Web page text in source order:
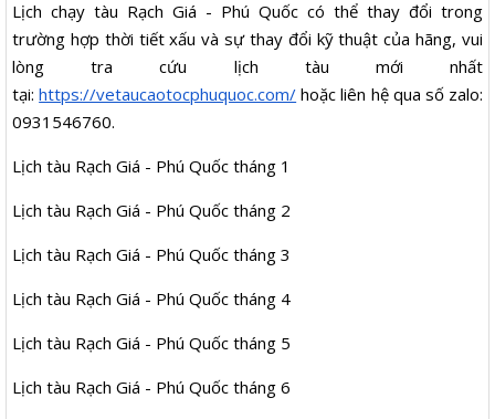
Lịch chạy tàu Rạch Giá - Phú Quốc có thể thay đổi trong
trường hợp thời tiết xấu và sự thay đổi kỹ thuật của hãng, vui
lòng tra cứu lịch tàu mới nhất
tại:https://vetaucaotocphuquoc.com/ hoặc liên hệ qua số zalo:
0931546760.
Lịch tàu Rạch Giá - Phú Quốc tháng 1
Lịch tàu Rạch Giá - Phú Quốc tháng 2
Lịch tàu Rạch Giá - Phú Quốc tháng 3
Lịch tàu Rạch Giá - Phú Quốc tháng 4
Lịch tàu Rạch Giá - Phú Quốc tháng 5
Lịch tàu Rạch Giá - Phú Quốc tháng 6